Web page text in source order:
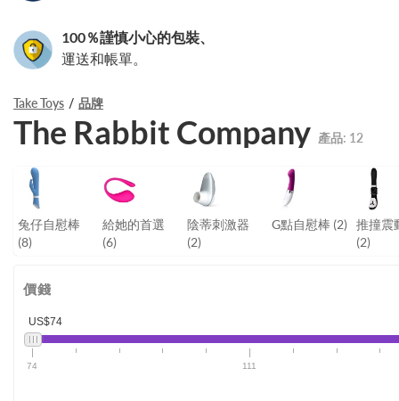
100％謹慎小心的包裝、
運送和帳單。
Take Toys 品牌
The Rabbit Company 產品: 12
兔仔自慰棒
(8)
給她的首選
(6)
陰蒂刺激器
(2)
G點自慰棒 (2) 推撞震
(2)
價錢
US$74
74 111